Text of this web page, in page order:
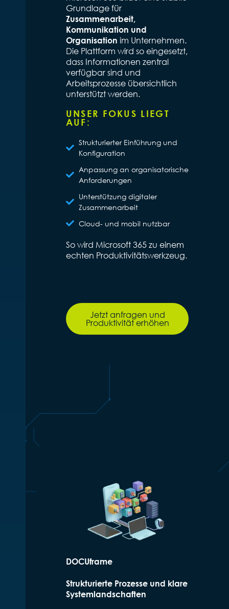
Grundlage für
Zusammenarbeit,
Kommunikation und
Organisation im Unternehmen.
Die Plattform wird so eingesetzt,
dass Informationen zentral
verfügbar sind und
Arbeitsprozesse übersichtlich
unterstützt werden.
UNSER FOKUS LIEGT
AUF:
Strukturierter Einführung und
Konfiguration
Anpassung an organisatorische
Anforderungen
Unterstützung digitaler
Zusammenarbeit
Cloud- und mobil nutzbar
So wird Microsoft 365 zu einem
echten Produktivitätswerkzeug.
Jetzt anfragen und
Produktivität erhöhen
DOCUframe
Strukturierte Prozesse und klare
Systemlandschaften